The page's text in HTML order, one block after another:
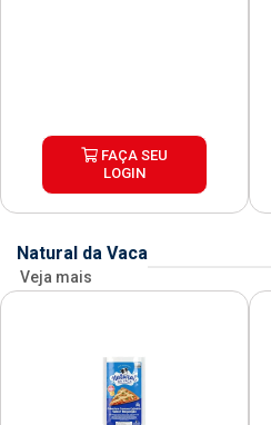
FAÇA SEU
LOGIN
Natural da Vaca
Veja mais